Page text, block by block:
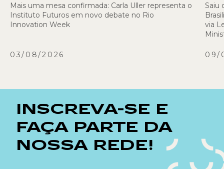
Mais uma mesa confirmada: Carla Uller representa o
Instituto Futuros em novo debate no Rio
Innovation Week
03/08/2026
Saiu
via
09/
INSCREVA-SE E
FAÇA PARTE DA
NOSSA REDE!